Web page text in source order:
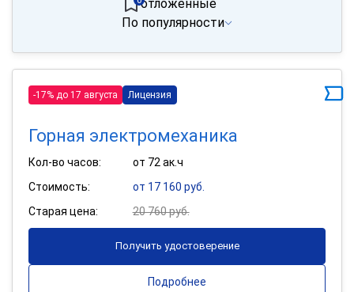
отложенные
По популярности
-17% до 17 августа Лицензия
Горная электромеханика
Кол-во часов:
от 72 ак.ч
Стоимость:
от 17 160 руб.
Старая цена:
20 760 руб.
Получить удостоверение
Подробнее